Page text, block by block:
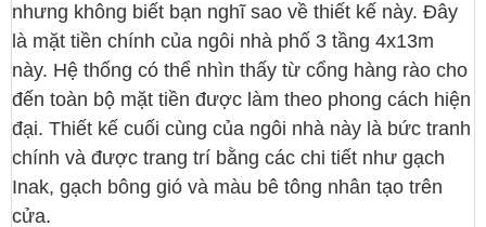
nhưng không biết bạn nghĩ sao về thiết kế này. Đây
là mặt tiền chính của ngôi nhà phố 3 tầng 4x13m
này. Hệ thống có thể nhìn thấy từ cổng hàng rào cho
đến toàn bộ mặt tiền được làm theo phong cách hiện
đại. Thiết kế cuối cùng của ngôi nhà này là bức tranh
chính và được trang trí bằng các chi tiết như gạch
Inak, gạch bông gió và màu bê tông nhân tạo trên
cửa.